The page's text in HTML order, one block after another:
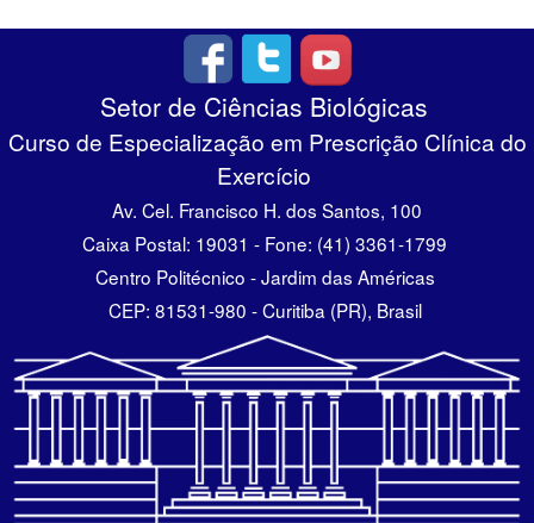
Setor de Ciências Biológicas
Curso de Especialização em Prescrição Clínica do
Exercício
Av. Cel. Francisco H. dos Santos, 100
Caixa Postal: 19031 - Fone: (41) 3361-1799
Centro Politécnico - Jardim das Américas
CEP: 81531-980 - Curitiba (PR), Brasil